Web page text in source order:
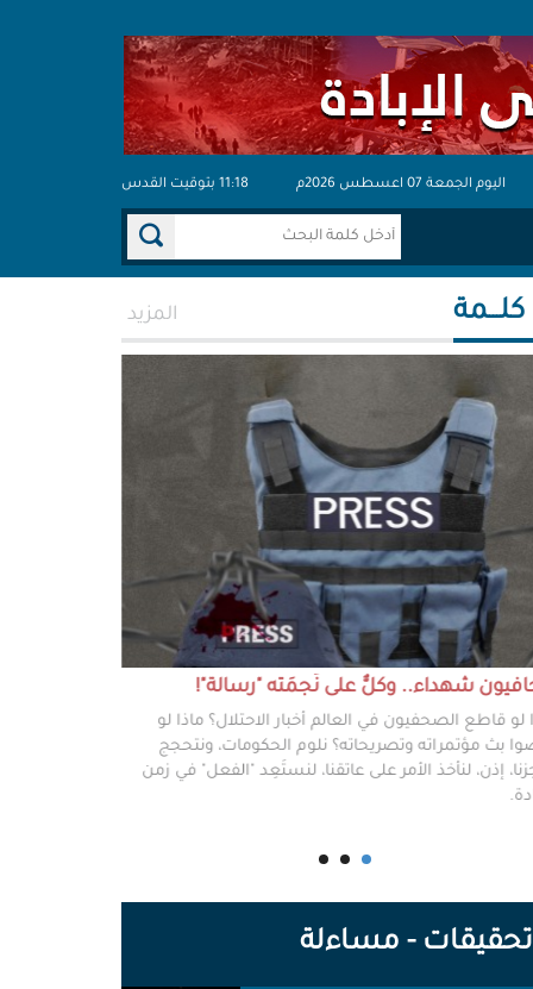
اليوم الجمعة 07 اعسطس 2026م 11:18 بتوقيت القدس
كلـــمة المزيد
شهداء.. وكلٌّ على نَجمَته "رسالة"!
لو قاطع الصحفيون في العالم أخبار الاحتلال؟ ماذا لو
بث مؤتمراته وتصريحاته؟ نلوم الحكومات، ونتحجج
إذن، لنأخذ الأمر على عاتقنا، لنستَعِد "الفعل" في زمن
تحقيقات - مساءلة